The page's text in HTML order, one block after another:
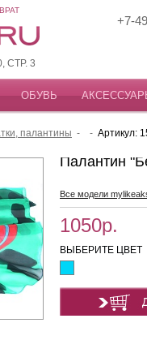
СТР. 3
+7-
ОБУВЬ
палантины - - Артикул:
Палантин
Все модели
1050р.
ВЫБЕРИТЕ ЦВЕТ